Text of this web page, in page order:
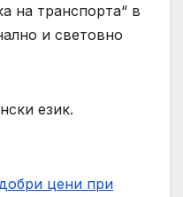
на транспорта“ в
и световно
език.
цени при